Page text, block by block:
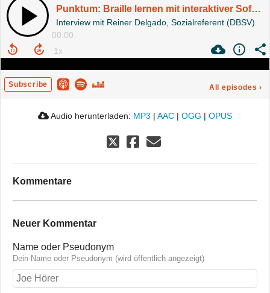
Punktum: Braille lernen mit interaktiver Software
Interview mit Reiner Delgado, Sozialreferent (DBSV)
00:00
Subscribe All episodes ›
Audio herunterladen: MP3 | AAC | OGG | OPUS
Kommentare
Neuer Kommentar
Name oder Pseudonym
Dein Name oder Pseudonym (wird öffentlich angezeigt)